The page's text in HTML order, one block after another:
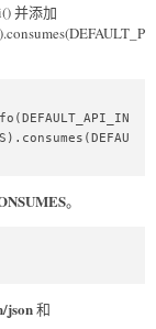
并添加
。
json和